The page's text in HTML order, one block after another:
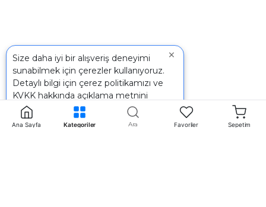
×
Size daha iyi bir alışveriş deneyimi
sunabilmek için çerezler kullanıyoruz.
Detaylı bilgi için çerez politikamızı ve
KVKK hakkında açıklama metnini
inceleyebilirsiniz.
Ana Sayfa Kategoriler Ara Favoriler Sepetim